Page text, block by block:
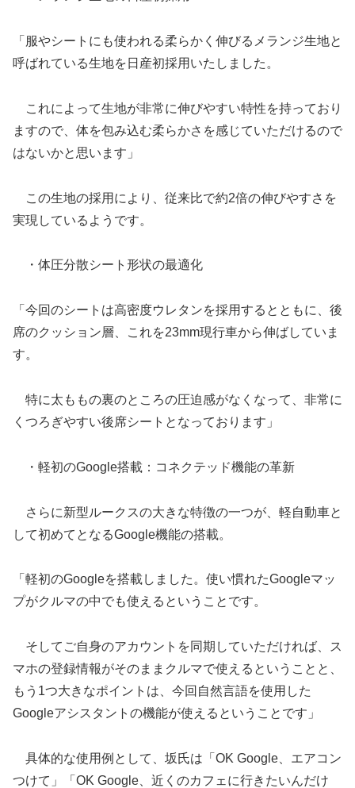
「服やシートにも使われる柔らかく伸びるメランジ生地と
呼ばれている生地を日産初採用いたしました。
これによって生地が非常に伸びやすい特性を持っており
ますので、体を包み込む柔らかさを感じていただけるので
はないかと思います」
この生地の採用により、従来比で約2倍の伸びやすさを
実現しているようです。
・体圧分散シート形状の最適化
「今回のシートは高密度ウレタンを採用するとともに、後
席のクッション層、これを23mm現行車から伸ばしていま
す。
特に太ももの裏のところの圧迫感がなくなって、非常に
くつろぎやすい後席シートとなっております」
・軽初のGoogle搭載：コネクテッド機能の革新
さらに新型ルークスの大きな特徴の一つが、軽自動車と
して初めてとなるGoogle機能の搭載。
「軽初のGoogleを搭載しました。使い慣れたGoogleマッ
プがクルマの中でも使えるということです。
そしてご自身のアカウントを同期していただければ、ス
マホの登録情報がそのままクルマで使えるということと、
もう1つ大きなポイントは、今回自然言語を使用した
Googleアシスタントの機能が使えるということです」
具体的な使用例として、坂氏は「OK Google、エアコン
つけて」「OK Google、近くのカフェに行きたいんだけ